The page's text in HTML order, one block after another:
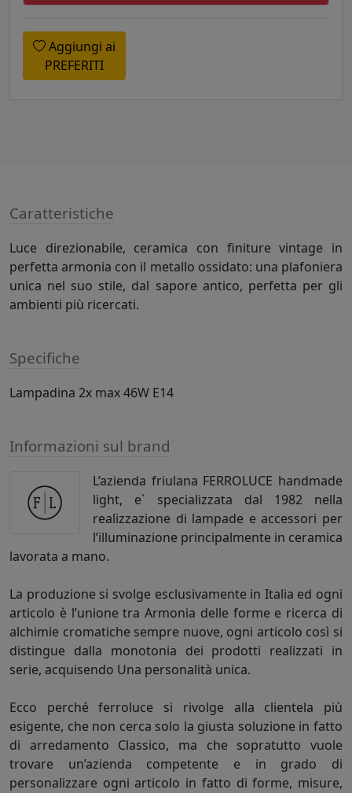
Aggiungi ai
PREFERITI
Caratteristiche
Luce direzionabile, ceramica con finiture vintage in
perfetta armonia con il metallo ossidato: una plafoniera
unica nel suo stile, dal sapore antico, perfetta per gli
ambienti più ricercati.
Specifiche
Lampadina 2x max 46W E14
Informazioni sul brand
L’azienda friulana FERROLUCE handmade
light, e` specializzata dal 1982 nella
realizzazione di lampade e accessori per
l’illuminazione principalmente in ceramica
lavorata a mano.
La produzione si svolge esclusivamente in Italia ed ogni
articolo è l’unione tra Armonia delle forme e ricerca di
alchimie cromatiche sempre nuove, ogni articolo così si
distingue dalla monotonia dei prodotti realizzati in
serie, acquisendo Una personalità unica.
Ecco perché ferroluce si rivolge alla clientela più
esigente, che non cerca solo la giusta soluzione in fatto
di arredamento Classico, ma che sopratutto vuole
trovare un’azienda competente e in grado di
personalizzare ogni articolo in fatto di forme, misure,